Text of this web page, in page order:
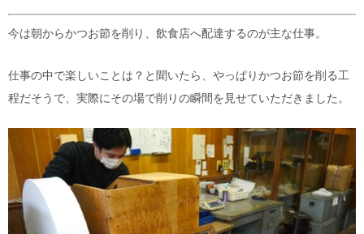
今は朝からかつお節を削り、飲食店へ配達するのが主な仕事。
仕事の中で楽しいことは？と聞いたら、やっぱりかつお節を削る工
程だそうで、実際にその場で削りの瞬間を見せていただきました。